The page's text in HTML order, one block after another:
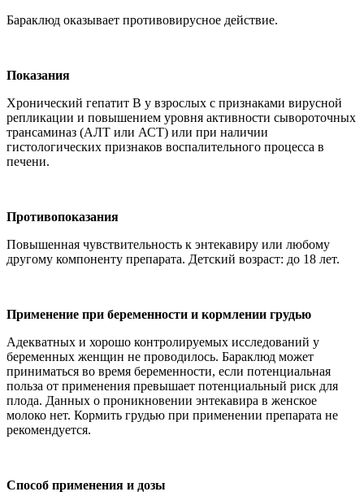
Бараклюд оказывает противовирусное действие.
Показания
Хронический гепатит В у взрослых с признаками вирусной
репликации и повышением уровня активности сывороточных
трансаминаз (АЛТ или АСТ) или при наличии
гистологических признаков воспалительного процесса в
печени.
Противопоказания
Повышенная чувствительность к энтекавиру или любому
другому компоненту препарата. Детский возраст: до 18 лет.
Применение при беременности и кормлении грудью
Адекватных и хорошо контролируемых исследований у
беременных женщин не проводилось. Бараклюд может
приниматься во время беременности, если потенциальная
польза от применения превышает потенциальный риск для
плода. Данных о проникновении энтекавира в женское
молоко нет. Кормить грудью при применении препарата не
рекомендуется.
Способ применения и дозы